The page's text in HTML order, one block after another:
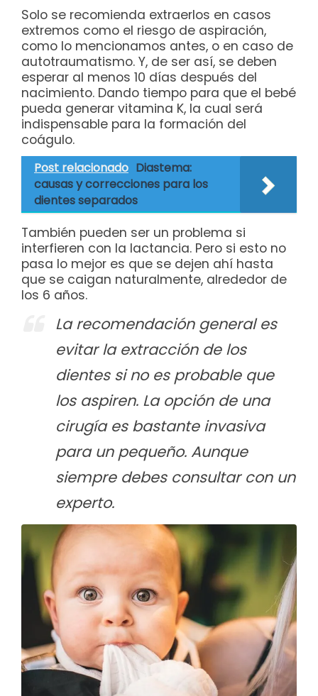
Solo se recomienda extraerlos en casos
extremos como el riesgo de aspiración,
como lo mencionamos antes, o en caso de
autotraumatismo. Y, de ser así, se deben
esperar al menos 10 días después del
nacimiento. Dando tiempo para que el bebé
pueda generar vitamina K, la cual será
indispensable para la formación del
coágulo.
Post relacionado Diastema:
causas y correcciones para los
dientes separados
También pueden ser un problema si
interfieren con la lactancia. Pero si esto no
pasa lo mejor es que se dejen ahí hasta
que se caigan naturalmente, alrededor de
los 6 años.
La recomendación general es
evitar la extracción de los
dientes si no es probable que
los aspiren. La opción de una
cirugía es bastante invasiva
para un pequeño. Aunque
siempre debes consultar con un
experto.